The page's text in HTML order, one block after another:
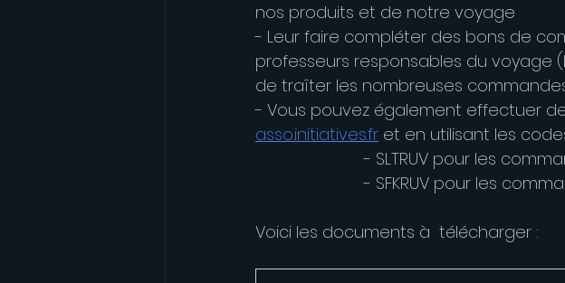
nos produits et de notre voyage
- Leur faire compléter des bons de
professeurs responsables du voyage
de traîter les nombreuses
- Vous pouvez également effectuer
asso.initiatives.fr et en utilisant les
- SLTRUV pour les
- SFKRUV pour les
Voici les documents à  télécharger :